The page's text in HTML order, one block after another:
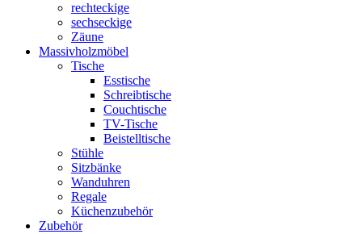
rechteckige
sechseckige
Zäune
Massivholzmöbel
Tische
Esstische
Schreibtische
Couchtische
TV-Tische
Beistelltische
Stühle
Sitzbänke
Wanduhren
Regale
Küchenzubehör
Zubehör